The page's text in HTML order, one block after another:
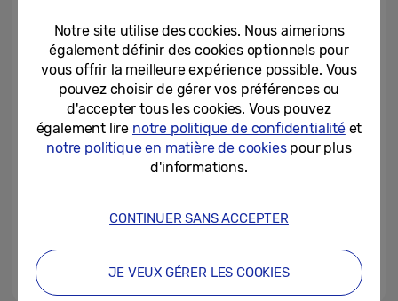
Notre site utilise des cookies. Nous aimerions
également définir des cookies optionnels pour
vous offrir la meilleure expérience possible. Vous
pouvez choisir de gérer vos préférences ou
d'accepter tous les cookies. Vous pouvez
également lire notre politique de confidentialitéet
notre politique en matière de cookiespour plus
d'informations.
CONTINUER SANS ACCEPTER
JE VEUX GÉRER LES COOKIES